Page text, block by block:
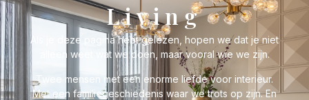
Living
Als je deze pagina hebt gelezen, hopen we dat je niet
alleen weet wat we doen, maar vooral wie we zijn.
Twee mensen met een enorme liefde voor interieur.
Met een familiegeschiedenis waar we trots op zijn. En